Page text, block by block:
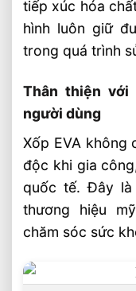
tiếp xúc hóa
hình luôn giữ
trong quá trình
Thân thiện với
người dùng
Xốp EVA không
độc khi gia
quốc tế. Đây là
thương hiệu
chăm sóc sức